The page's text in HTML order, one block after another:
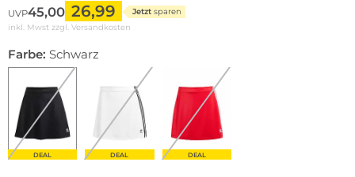
UVP45,00 26,99 Jetzt sparen
inkl. Mwst zzgl. Versandkosten
Farbe: Schwarz
DEAL DEAL DEAL